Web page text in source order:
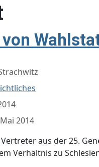
2014
aus der 25.
Verhältnis zu